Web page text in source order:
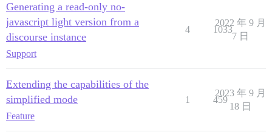
Generating a read-only no-
javascript light version from a
discourse instance
Support
4 1033
2022 年 9 月
7 日
Extending the capabilities of the
simplified mode
Feature
1 459
2023 年 9 月
18 日